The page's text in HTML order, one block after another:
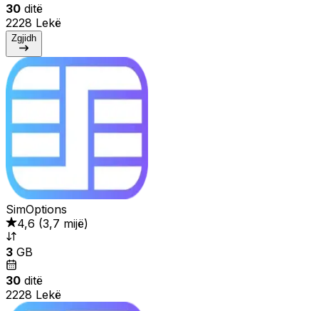
30 ditë
2228 Lekë
Zgjidh
SimOptions
4,6 (3,7 mijë)
3 GB
30 ditë
2228 Lekë